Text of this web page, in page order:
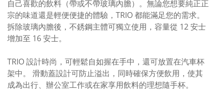
自己喜歡的飲料（帶或不帶玻璃內膽）。無論您想要純正正
宗的味道還是輕便便捷的體驗，TRIO 都能滿足您的需求。
拆除玻璃內膽後，不銹鋼主體可獨立使用，容量從 12 安士
增加至 16 安士。
TRIO 設計時尚，可輕鬆自如握在手中，還可放置在汽車杯
架中。 滑動蓋設計可防止溢出，同時確保方便飲用，使其
成為出行、辦公室工作或在家享用飲料的理想隨手杯。